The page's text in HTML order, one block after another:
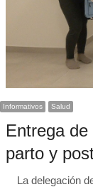
Informativos Salud
Entrega
parto y
La delegación